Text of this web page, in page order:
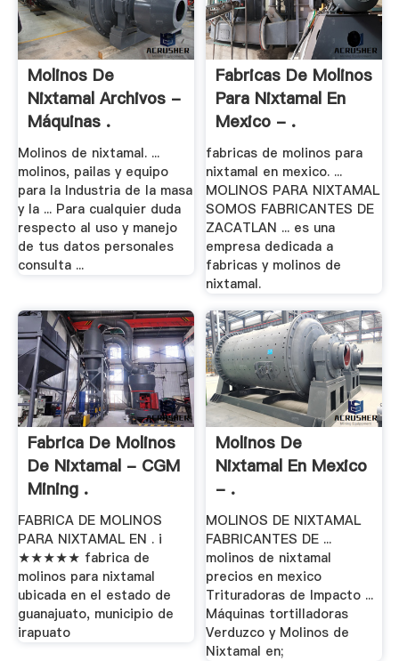
Molinos De
Nixtamal Archivos -
Máquinas .
Molinos de nixtamal. ...
molinos, pailas y equipo
para la Industria de la masa
y la ... Para cualquier duda
respecto al uso y manejo
de tus datos personales
consulta ...
Fabricas De Molinos
Para Nixtamal En
Mexico - .
fabricas de molinos para
nixtamal en mexico. ...
MOLINOS PARA NIXTAMAL
SOMOS FABRICANTES DE
ZACATLAN ... es una
empresa dedicada a
fabricas y molinos de
nixtamal.
Fabrica De Molinos
De Nixtamal - CGM
Mining .
FABRICA DE MOLINOS
PARA NIXTAMAL EN . i
★★★★★ fabrica de
molinos para nixtamal
ubicada en el estado de
guanajuato, municipio de
irapuato
Molinos De
Nixtamal En Mexico
- .
MOLINOS DE NIXTAMAL
FABRICANTES DE ...
molinos de nixtamal
precios en mexico
Trituradoras de Impacto ...
Máquinas tortilladoras
Verduzco y Molinos de
Nixtamal en;